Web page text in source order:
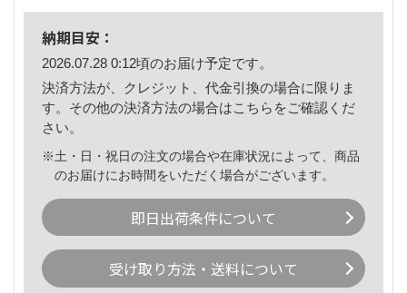
納期目安：
2026.07.28 0:12頃のお届け予定です。
決済方法が、クレジット、代金引換の場合に限りま
す。その他の決済方法の場合はこちら をご確認くだ
さい。
※土・日・祝日の注文の場合や在庫状況によって、商品
のお届けにお時間をいただく場合がございます。
即日出荷条件について
受け取り方法・送料について